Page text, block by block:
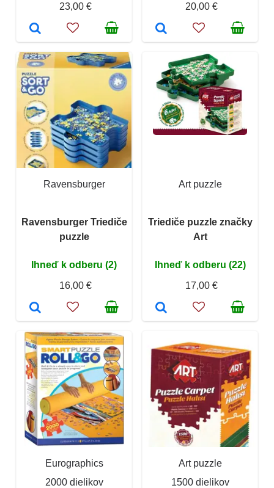
23,00 €
20,00 €
Ravensburger
Ravensburger Triediče
puzzle
Ihneď k odberu (2)
16,00 €
Art puzzle
Triediče puzzle značky
Art
Ihneď k odberu (22)
17,00 €
Eurographics
2000 dielikov
Art puzzle
1500 dielikov